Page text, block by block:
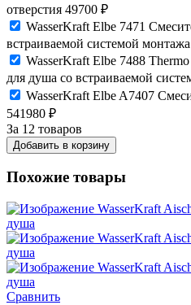
отверстия 49700 ₽
WasserKraft Elbe 7471
встраиваемой системой монтажа
WasserKraft Elbe 7488
для душа со встраиваемой
WasserKraft Elbe A7407
541980 ₽
За 12 товаров
Добавить в корзину
Похожие товары
Сравнить